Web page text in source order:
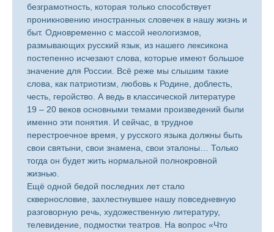
безграмотность, которая только способствует
проникновению иностранных словечек в нашу жизнь и
быт. Одновременно с массой неологизмов,
размывающих русский язык, из нашего лексикона
постепенно исчезают слова, которые имеют большое
значение для России. Всё реже мы слышим такие
слова, как патриотизм, любовь к Родине, доблесть,
честь, геройство. А ведь в классической литературе
19 – 20 веков основными темами произведений были
именно эти понятия. И сейчас, в трудное
перестроечное время, у русского языка должны быть
свои святыни, свои знамена, свои эталоны… Только
тогда он будет жить нормальной полнокровной
жизнью.
Ещё одной бедой последних лет стало
сквернословие, захлестнувшее нашу повседневную
разговорную речь, художественную литературу,
телевидение, подмостки театров. На вопрос «Что